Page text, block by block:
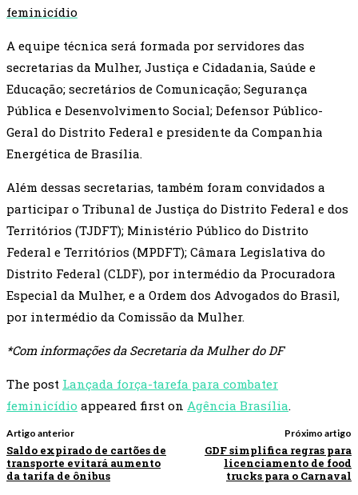
feminicídio
A equipe técnica será formada por servidores das
secretarias da Mulher, Justiça e Cidadania, Saúde e
Educação; secretários de Comunicação; Segurança
Pública e Desenvolvimento Social; Defensor Público-
Geral do Distrito Federal e presidente da Companhia
Energética de Brasília.
Além dessas secretarias, também foram convidados a
participar o Tribunal de Justiça do Distrito Federal e dos
Territórios (TJDFT); Ministério Público do Distrito
Federal e Territórios (MPDFT); Câmara Legislativa do
Distrito Federal (CLDF), por intermédio da Procuradora
Especial da Mulher, e a Ordem dos Advogados do Brasil,
por intermédio da Comissão da Mulher.
*Com informações da Secretaria da Mulher do DF
The post Lançada força-tarefa para combater
feminicídio appeared first on Agência Brasília.
Artigo anterior
Saldo expirado de cartões de
transporte evitará aumento
da tarifa de ônibus
Próximo artigo
GDF simplifica regras para
licenciamento de food
trucks para o Carnaval